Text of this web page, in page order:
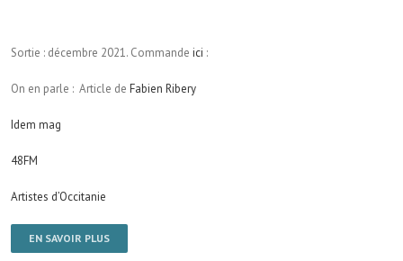
Sortie : décembre 2021. Commande ici :
On en parle : Article de Fabien Ribery
Idem mag
48FM
Artistes d’Occitanie
EN SAVOIR PLUS